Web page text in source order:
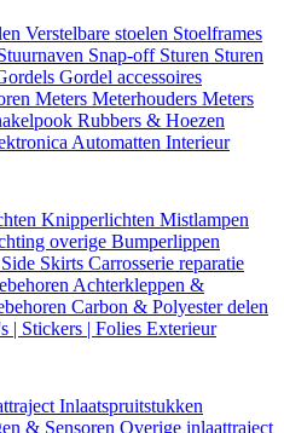
Verstelbare stoelen Stoelframes
Snap-off Sturen Sturen
Gordel accessoires
Meters Meterhouders Meters
Rubbers & Hoezen
Automatten Interieur
Knipperlichten Mistlampen
overige Bumperlippen
Side Skirts Carrosserie reparatie
Achterkleppen &
Carbon & Polyester delen
| Stickers | Folies Exterieur
Inlaatspruitstukken
& Sensoren Overige inlaattraject